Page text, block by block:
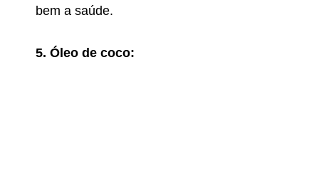
bem a saúde.
5. Óleo de coco: